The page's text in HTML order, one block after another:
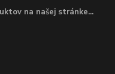
na našej stránke...